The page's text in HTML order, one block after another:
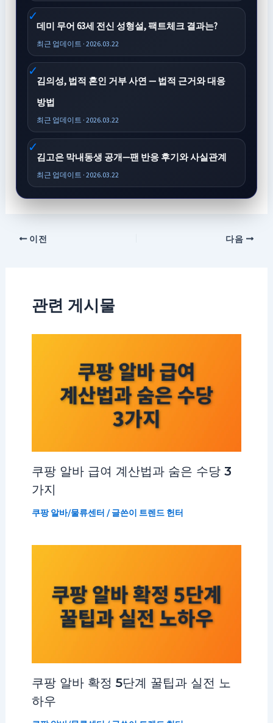
데미 무어 63세 전신 성형설, 팩트체크 결과는?
최근 업데이트 · 2026.03.22
김의성, 법적 혼인 거부 사연 — 법적 근거와 대응
방법
최근 업데이트 · 2026.03.22
김고은 막내동생 공개—팬 반응 후기와 사실관계
최근 업데이트 · 2026.03.22
이전 다음
관련 게시물
쿠팡 알바 급여 계산법과 숨은 수당 3
가지
쿠팡 알바/물류센터 / 글쓴이 트렌드 헌터
쿠팡 알바 확정 5단계 꿀팁과 실전 노
하우